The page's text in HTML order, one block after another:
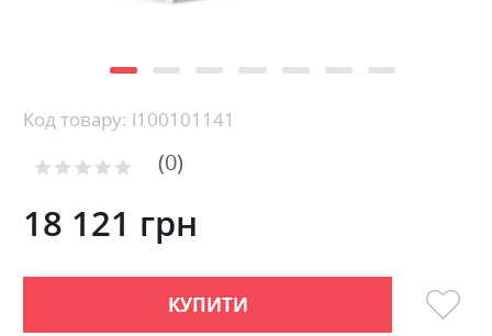
Skip
the
of
the
gallery
Код товару: l100101141
Рейтинг: 0
18 121 грн
КУПИТИ